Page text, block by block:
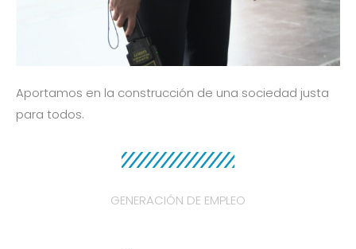
GENERACIÓN DE EMPLEO
Aportamos en la construcción de una sociedad justa
para todos.